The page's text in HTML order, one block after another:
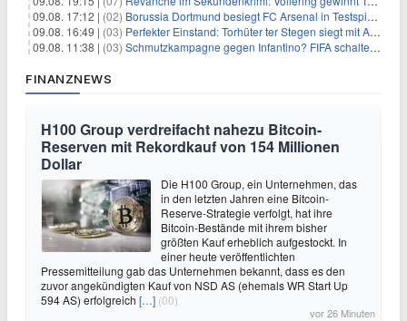
09.08. 17:12 | (02) Borussia Dortmund besiegt FC Arsenal in Testspiel mit 3:2
09.08. 16:49 | (03) Perfekter Einstand: Torhüter ter Stegen siegt mit Ajax
09.08. 11:38 | (03) Schmutzkampagne gegen Infantino? FIFA schaltet auf Angriff
FINANZNEWS
H100 Group verdreifacht nahezu Bitcoin-
Reserven mit Rekordkauf von 154 Millionen
Dollar
Die H100 Group, ein Unternehmen, das
in den letzten Jahren eine Bitcoin-
Reserve-Strategie verfolgt, hat ihre
Bitcoin-Bestände mit ihrem bisher
größten Kauf erheblich aufgestockt. In
einer heute veröffentlichten
Pressemitteilung gab das Unternehmen bekannt, dass es den
zuvor angekündigten Kauf von NSD AS (ehemals WR Start Up
594 AS) erfolgreich […] (00)
vor 26 Minuten